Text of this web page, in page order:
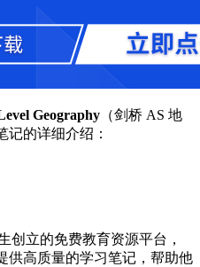
Geography （剑桥 AS 地
记的详细介绍：
创立的免费教育资源平台，
供高质量的学习笔记，帮助他